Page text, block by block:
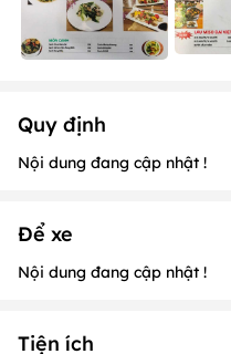
Quy định
Nội dung đang cập nhật !
Để xe
Nội dung đang cập nhật !
Tiện ích